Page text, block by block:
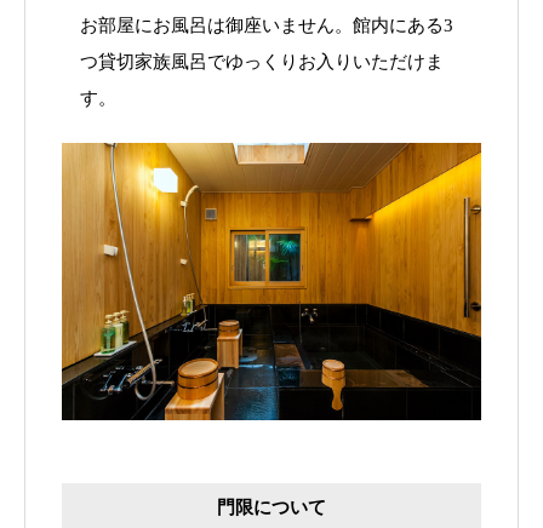
お部屋にお風呂は御座いません。館内にある3
つ貸切家族風呂でゆっくりお入りいただけま
す。
門限について